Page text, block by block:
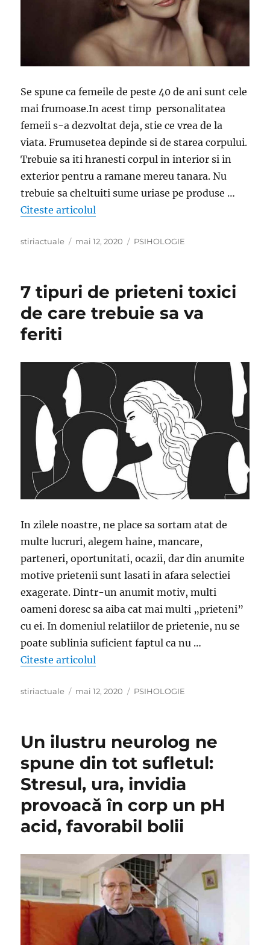
Se spune ca femeile de peste 40 de ani sunt cele
mai frumoase.In acest timp personalitatea
femeii s-a dezvoltat deja, stie ce vrea de la
viata. Frumusetea depinde si de starea corpului.
Trebuie sa iti hranesti corpul in interior si in
exterior pentru a ramane mereu tanara. Nu
trebuie sa cheltuiti sume uriase pe produse …
Citeste articolul
Author
stiriactuale
Posted
mai 12, 2020 Categories
PSIHOLOGIE
7 tipuri de prieteni toxici
de care trebuie sa va
feriti
In zilele noastre, ne place sa sortam atat de
multe lucruri, alegem haine, mancare,
parteneri, oportunitati, ocazii, dar din anumite
motive prietenii sunt lasati in afara selectiei
exagerate. Dintr-un anumit motiv, multi
oameni doresc sa aiba cat mai multi „prieteni”
cu ei. In domeniul relatiilor de prietenie, nu se
poate sublinia suficient faptul ca nu …
Citeste articolul
Author
stiriactuale
Posted
mai 12, 2020 Categories
PSIHOLOGIE
Un ilustru neurolog ne
spune din tot sufletul:
Stresul, ura, invidia
provoacă în corp un pH
acid, favorabil bolii